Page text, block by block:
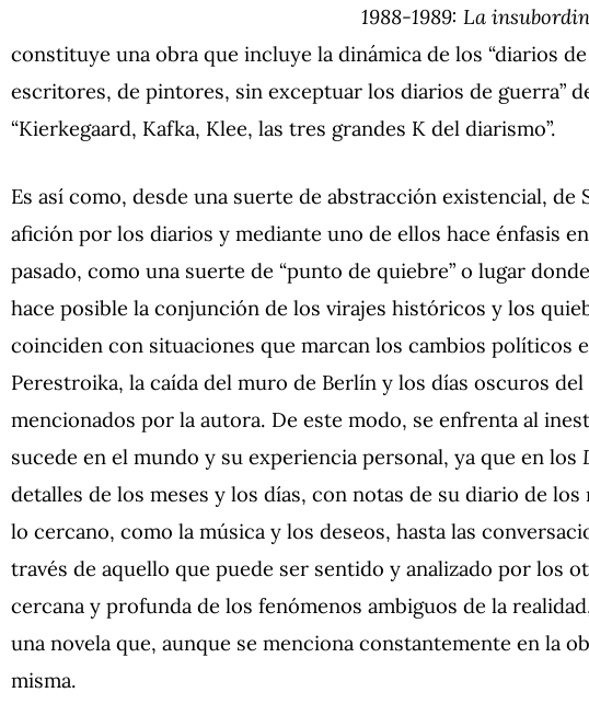
1988-1989: La
constituye una obra que incluye la dinámica de los “diarios
escritores, de pintores, sin exceptuar los diarios de guerra”
“Kierkegaard, Kafka, Klee, las tres grandes K del diarismo”.
Es así como, desde una suerte de abstracción existencial, de
afición por los diarios y mediante uno de ellos hace énfasis
pasado, como una suerte de “punto de quiebre” o lugar
hace posible la conjunción de los virajes históricos y los
coinciden con situaciones que marcan los cambios políticos
Perestroika, la caída del muro de Berlín y los días oscuros
mencionados por la autora. De este modo, se enfrenta al
sucede en el mundo y su experiencia personal, ya que en los
detalles de los meses y los días, con notas de su diario de
lo cercano, como la música y los deseos, hasta las
través de aquello que puede ser sentido y analizado por los
cercana y profunda de los fenómenos ambiguos de la
una novela que, aunque se menciona constantemente en la
misma.